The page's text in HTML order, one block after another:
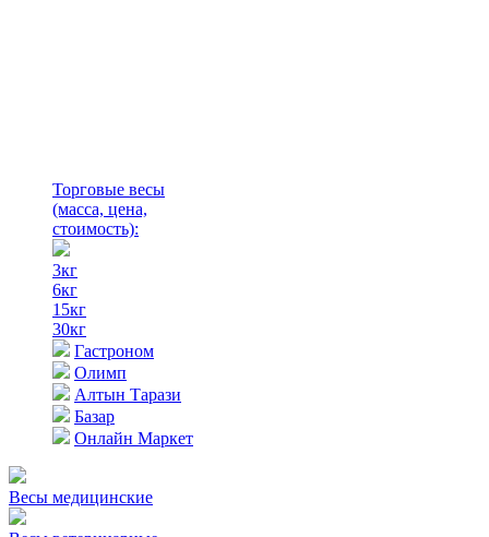
Торговые весы
(масса, цена,
стоимость):
3кг
6кг
15кг
30кг
Гастроном
Олимп
Алтын Тарази
Базар
Онлайн Маркет
Весы медицинские